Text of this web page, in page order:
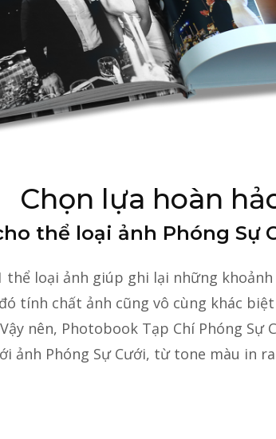
Chọn lựa hoàn
thể loại ảnh Phóng Sự
thể loại ảnh giúp ghi lại những
tính chất ảnh cũng vô cùng khác
nên, Photobook Tạp Chí Phóng Sự
ảnh Phóng Sự Cưới, từ tone màu in